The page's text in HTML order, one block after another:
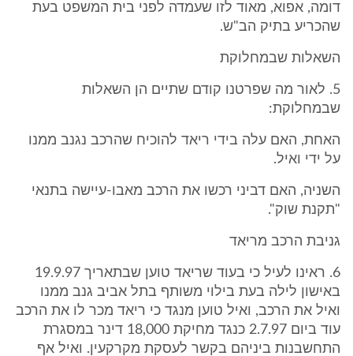
דומה, אפוא, מאוד לזו שעמדה לפני בית המשפט בעת
שהכריע בתיק הב"ש.
השאלות שבמחלוקת
5. לאור מה שפרטנו קודם שתיים הן השאלות
שבמחלוקת:
האחת, האם עלה בידי ריאד להוכיח שהרכב נגנב ממנו
על ידי ואיל.
השניה, האם דביני רכשו את הרכב מאבו-עיישה בתנאי
"תקנת שוק".
גניבת הרכב מריאד
6. ראינו לעיל כי בעוד שריאד טוען שבתאריך 19.9.97
באישון לילה בעת בילוי משותף בתל אביב גנב ממנו
ואיל את הרכב, ואיל טוען מנגד כי ריאד מכר לו את הרכב
עוד ביום 2.7.97 כנגד מחיקת 18,000 דינר במסגרת
התחשבנות ביניהם בקשר לעסקת מקרקעין. ואיל אף